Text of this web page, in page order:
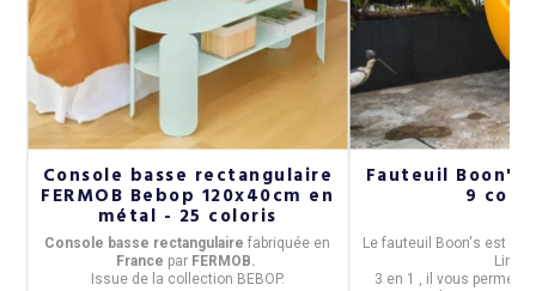
Console basse rectangulaire
FERMOB Bebop 120x40cm en
métal - 25 coloris
Console basse rectangulairefabriquée en
France par FERMOB.
Issue de la collection BEBOP.
Fauteuil Boon's
9
Le fauteuil Boon's est
Link.
3 en 1 , il vous permet